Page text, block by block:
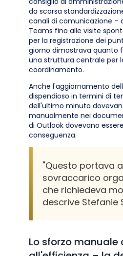
da scarsa
canali di comunicazione –
Teams fino alle visite
per la registrazione dei
giorno dimostrava quanto
una struttura centrale per
coordinamento.
Anche l'aggiornamento
dispendioso in termini di
dell'ultimo minuto
manualmente nei
di Outlook dovevano
conseguenza.
"Questo portava
sovraccarico
che richiedeva
descrive Stefanie
Lo sforzo manuale